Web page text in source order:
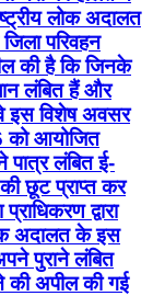
लोक अदालत
परिवहन
की है कि जिनके
लंबित हैं और
इस विशेष अवसर
को आयोजित
पात्र लंबित ई-
छूट प्राप्त कर
द्वारा
अदालत के इस
पुराने लंबित
की अपील की गई